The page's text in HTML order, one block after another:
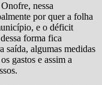
nessa
por quer a folha
e o déficit
forma fica
saída, algumas medidas
gastos e assim a